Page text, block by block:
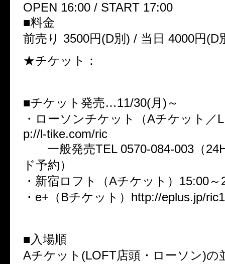
OPEN 16:00 / START 17:00
■料金
前売り 3500円(D別) / 当日 4000円(D
★チケット：
■チケット発売…11/30(月)～
・ローソンチケット（Aチケット／
p://l-tike.com/ric
一般発売TEL 0570-084-003（
ド予約）
・新宿ロフト（Aチケット）15:00
・e+（Bチケット）http://eplus.jp/
■入場順
Aチケット(LOFT店頭・ローソン)